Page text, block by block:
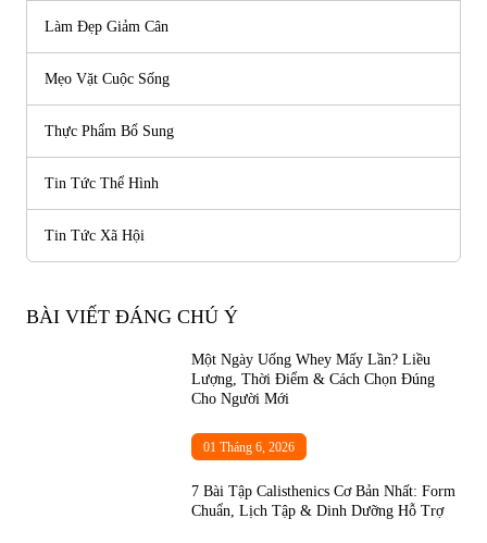
Làm Đẹp Giảm Cân
Mẹo Vặt Cuộc Sống
Thực Phẩm Bổ Sung
Tin Tức Thể Hình
Tin Tức Xã Hội
BÀI VIẾT ĐÁNG CHÚ Ý
Một Ngày Uống Whey Mấy Lần? Liều
Lượng, Thời Điểm & Cách Chọn Đúng
Cho Người Mới
01 Tháng 6, 2026
7 Bài Tập Calisthenics Cơ Bản Nhất: Form
Chuẩn, Lịch Tập & Dinh Dưỡng Hỗ Trợ